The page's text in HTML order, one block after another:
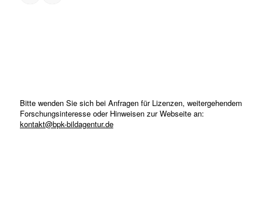
Bitte wenden Sie sich bei Anfragen für Lizenzen, weitergehendem
Forschungsinteresse oder Hinweisen zur Webseite an:
kontakt@bpk-bildagentur.de